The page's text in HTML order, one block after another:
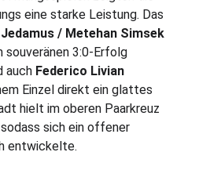
eine starke Leistung. Das
/ Metehan Simsek
souveränen 3:0-Erfolg
auch Federico Livian
Einzel direkt ein glattes
hielt im oberen Paarkreuz
sich ein offener
entwickelte.